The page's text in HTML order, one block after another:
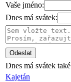
Vaše jméno:
Dnes má svátek:
Dnes má svátek také
Kajetán